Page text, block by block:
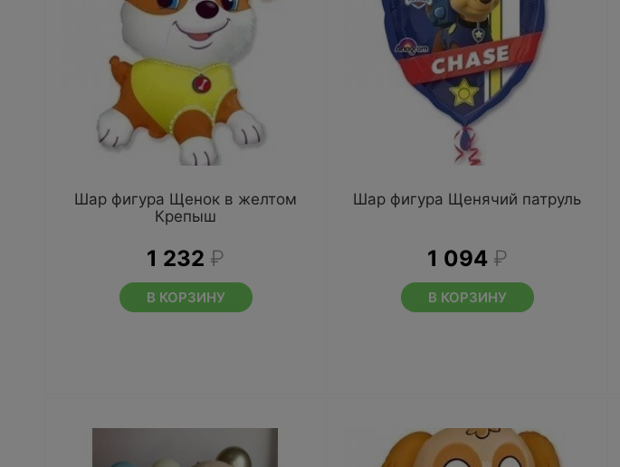
Шар фигура Щенок в желтом
Крепыш
1 232 ₽
В КОРЗИНУ
Шар фигура Щенячий патруль
1 094 ₽
В КОРЗИНУ